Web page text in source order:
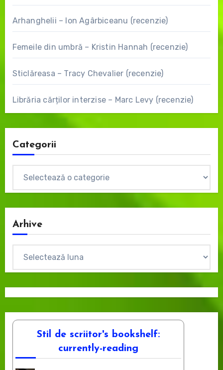
Arhanghelii – Ion Agârbiceanu (recenzie)
Femeile din umbră – Kristin Hannah (recenzie)
Sticlăreasa – Tracy Chevalier (recenzie)
Librăria cărților interzise – Marc Levy (recenzie)
Categorii
Arhive
Stil de scriitor's bookshelf:
currently-reading